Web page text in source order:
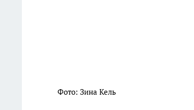
Фото: Зина Кель